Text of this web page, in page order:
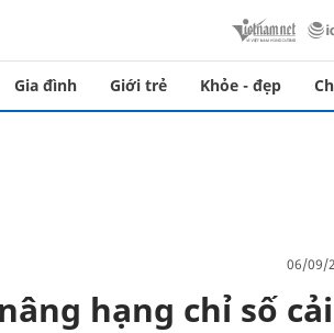
Gia đình Giới trẻ Khỏe - đẹp
06/09/
hạng chỉ số